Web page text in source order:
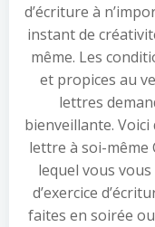
d’écriture à
instant de
même. Les
et propices au
lettres
bienveillante.
lettre à soi-même
lequel vous
d’exercice
faites en soirée